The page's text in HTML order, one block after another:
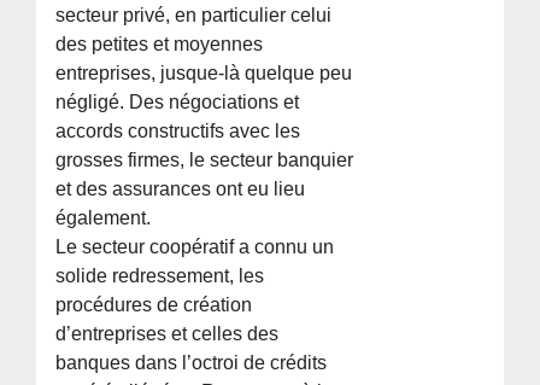
secteur privé, en particulier celui
des petites et moyennes
entreprises, jusque-là quelque peu
négligé. Des négociations et
accords constructifs avec les
grosses firmes, le secteur banquier
et des assurances ont eu lieu
également.
Le secteur coopératif a connu un
solide redressement, les
procédures de création
d’entreprises et celles des
banques dans l’octroi de crédits